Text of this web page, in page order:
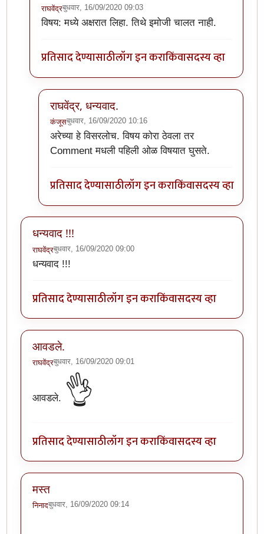
राघवेंद्रबुधवार, 16/09/2020 09:03
In reply toThe website encountered anby
विषय: मध्ये अक्षरात लिहा. तिथे इमोजी चालत नाही.
प्रतिसाद देण्यासाठीलॉग इन कराकिंवासदस्य व्हा
राघवेंद्र, धन्यवाद.
कंजूसबुधवार, 16/09/2020 10:16
In reply toविषय: मध्ये अक्षरात लिहा.by
अरेच्या हे विसरलोच. विषय कोरा ठेवला तर
Comment मधली पहिली ओळ विषयात घुसते.
प्रतिसाद देण्यासाठीलॉग इन कराकिंवासदस्य व्हा
धन्यवाद !!!
राघवेंद्रबुधवार, 16/09/2020 09:00
धन्यवाद !!!
प्रतिसाद देण्यासाठीलॉग इन कराकिंवासदस्य व्हा
आवडले.
राघवेंद्रबुधवार, 16/09/2020 09:01
आवडले. 👌
प्रतिसाद देण्यासाठीलॉग इन कराकिंवासदस्य व्हा
मस्त
निनादबुधवार, 16/09/2020 09:14